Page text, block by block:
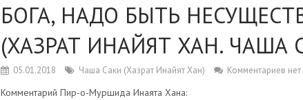
БОГА, НАДО БЫТЬ
(ХАЗРАТ ИНАЙЯТ ХАН. ЧАША
05.01.2018 Чаша Саки (Хазрат Инайят Хан) Комментариев нет
Комментарий Пир-о-Муршида Инаята Хана: